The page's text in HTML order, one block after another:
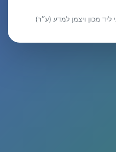
ליד מכון ויצמן למדע (ע״ר)